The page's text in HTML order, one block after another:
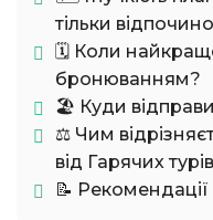
тільки
🗓️ Коли
бронюванням?
🏖️ Куди
⚖️ Чим
від Гарячих
📝